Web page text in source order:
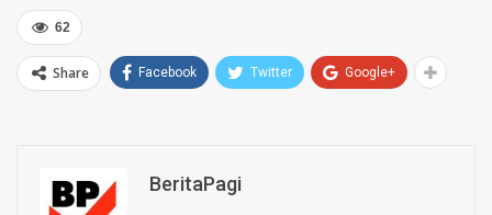
62
Share Facebook Twitter Google+
BeritaPagi